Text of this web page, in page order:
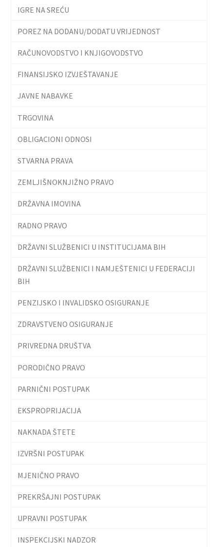
IGRE NA SREĆU
POREZ NA DODANU/DODATU VRIJEDNOST
RAČUNOVODSTVO I KNJIGOVODSTVO
FINANSIJSKO IZVJEŠTAVANJE
JAVNE NABAVKE
TRGOVINA
OBLIGACIONI ODNOSI
STVARNA PRAVA
ZEMLJIŠNOKNJIŽNO PRAVO
DRŽAVNA IMOVINA
RADNO PRAVO
DRŽAVNI SLUŽBENICI U INSTITUCIJAMA BIH
DRŽAVNI SLUŽBENICI I NAMJEŠTENICI U FEDERACIJI
BIH
PENZIJSKO I INVALIDSKO OSIGURANJE
ZDRAVSTVENO OSIGURANJE
PRIVREDNA DRUŠTVA
PORODIČNO PRAVO
PARNIČNI POSTUPAK
EKSPROPRIJACIJA
NAKNADA ŠTETE
IZVRŠNI POSTUPAK
MJENIČNO PRAVO
PREKRŠAJNI POSTUPAK
UPRAVNI POSTUPAK
INSPEKCIJSKI NADZOR